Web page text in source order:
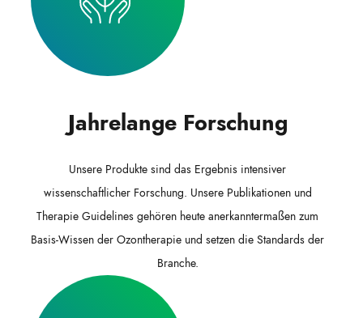
Jahrelange Forschung
Unsere Produkte sind das Ergebnis intensiver
wissenschaftlicher Forschung. Unsere Publikationen und
Therapie Guidelines gehören heute anerkanntermaßen zum
Basis-Wissen der Ozontherapie und setzen die Standards der
Branche.